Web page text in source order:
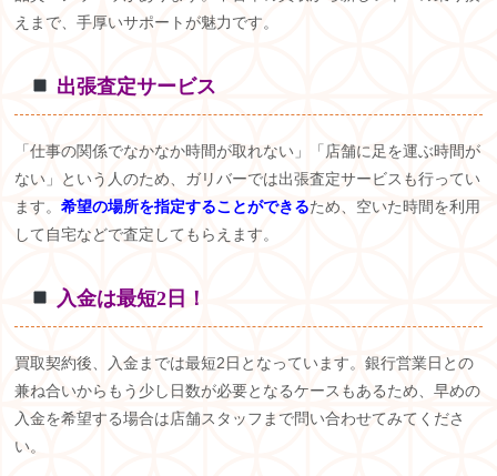
えまで、手厚いサポートが魅力です。
出張査定サービス
「仕事の関係でなかなか時間が取れない」「店舗に足を運ぶ時間が
ない」という人のため、ガリバーでは出張査定サービスも行ってい
ます。希望の場所を指定することができるため、空いた時間を利用
して自宅などで査定してもらえます。
入金は最短2日！
買取契約後、入金までは最短2日となっています。銀行営業日との
兼ね合いからもう少し日数が必要となるケースもあるため、早めの
入金を希望する場合は店舗スタッフまで問い合わせてみてくださ
い。